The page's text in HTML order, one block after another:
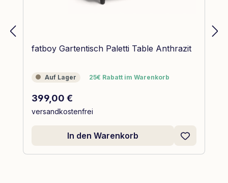
fatboy Gartentisch Paletti Table Anthrazit
Auf Lager
Auf Lager 25€ Rabatt im Warenkorb
25€ Rabatt im Warenkorb
Regulärer Preis:
399,00 €
versandkostenfrei
In den Warenkorb